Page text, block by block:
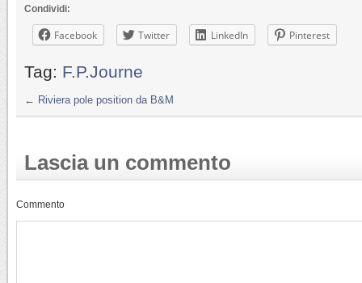
Condividi:
Facebook Twitter LinkedIn Pinterest
Tag: F.P.Journe
← Riviera pole position da B&M
Lascia un commento
Commento